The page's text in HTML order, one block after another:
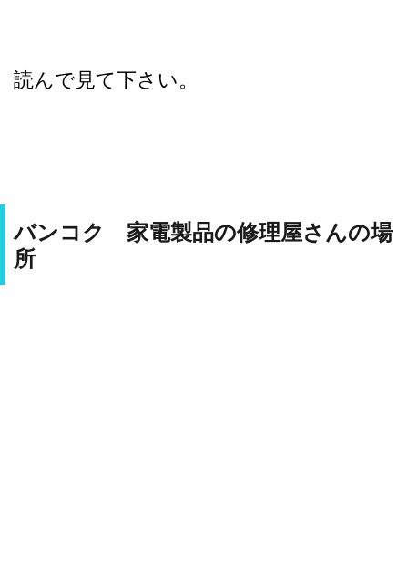
読んで見て下さい。
バンコク 家電製品の修理屋さんの場
所